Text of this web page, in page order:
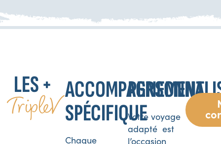
LES +
TripleV
ACCOMPAGNEMENT
SPÉCIFIQUE
Chaque
Votre voyage
adapté est
l’occasion